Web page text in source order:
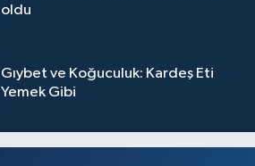
oldu
Gıybet ve Koğuculuk: Kardeş Eti
Yemek Gibi